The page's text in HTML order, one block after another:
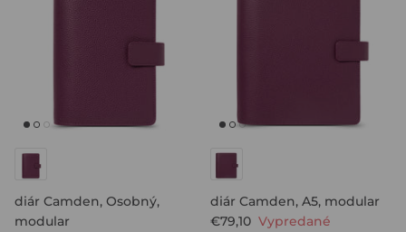
diár Camden, Osobný,
modular
diár Camden, A5, modular
€79,10 Vypredané